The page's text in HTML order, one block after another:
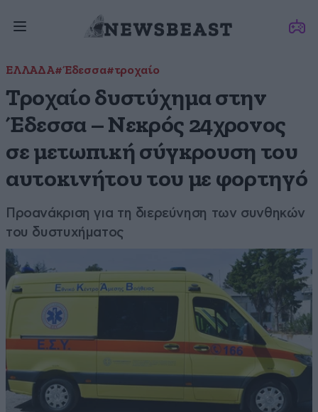
ΕΛΛΑΔΑ#Έδεσσα#τροχαίο
Τροχαίο δυστύχημα στην
Έδεσσα – Νεκρός 24χρονος
σε μετωπική σύγκρουση του
αυτοκινήτου του με φορτηγό
Προανάκριση για τη διερεύνηση των συνθηκών
του δυστυχήματος